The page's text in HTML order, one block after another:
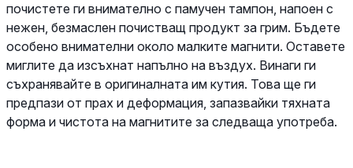
почистете ги внимателно с памучен тампон, напоен с
нежен, безмаслен почистващ продукт за грим. Бъдете
особено внимателни около малките магнити. Оставете
миглите да изсъхнат напълно на въздух. Винаги ги
съхранявайте в оригиналната им кутия. Това ще ги
предпази от прах и деформация, запазвайки тяхната
форма и чистота на магнитите за следваща употреба.